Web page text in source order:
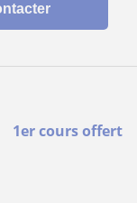
1er cours offert